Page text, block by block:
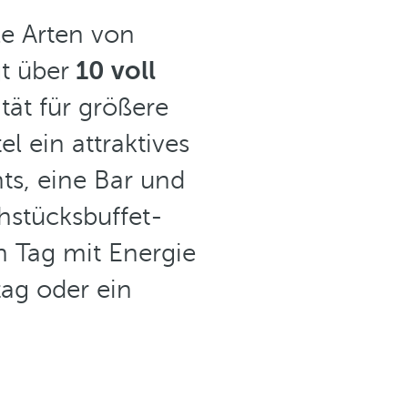
Arten von
über10 voll
für größere
ein attraktives
eine Bar und
Tag mit Energie
oder ein